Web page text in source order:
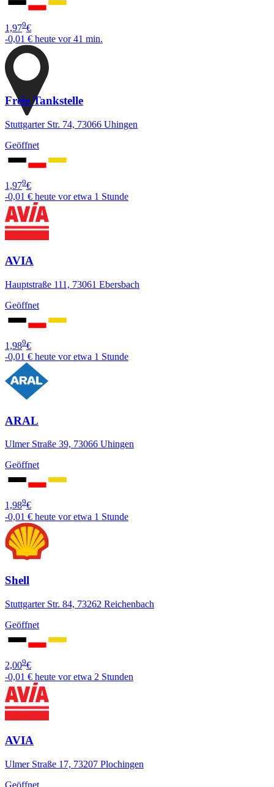
1,979€
-0,01 € heute vor 41 min.
Freie Tankstelle
Stuttgarter Str. 74, 73066 Uhingen
Geöffnet
1,979€
-0,01 € heute vor etwa 1 Stunde
AVIA
Hauptstraße 111, 73061 Ebersbach
Geöffnet
1,989€
-0,01 € heute vor etwa 1 Stunde
ARAL
Ulmer Straße 39, 73066 Uhingen
Geöffnet
1,989€
-0,01 € heute vor etwa 1 Stunde
Shell
Stuttgarter Str. 84, 73262 Reichenbach
Geöffnet
2,009€
-0,01 € heute vor etwa 2 Stunden
AVIA
Ulmer Straße 17, 73207 Plochingen
Geöffnet